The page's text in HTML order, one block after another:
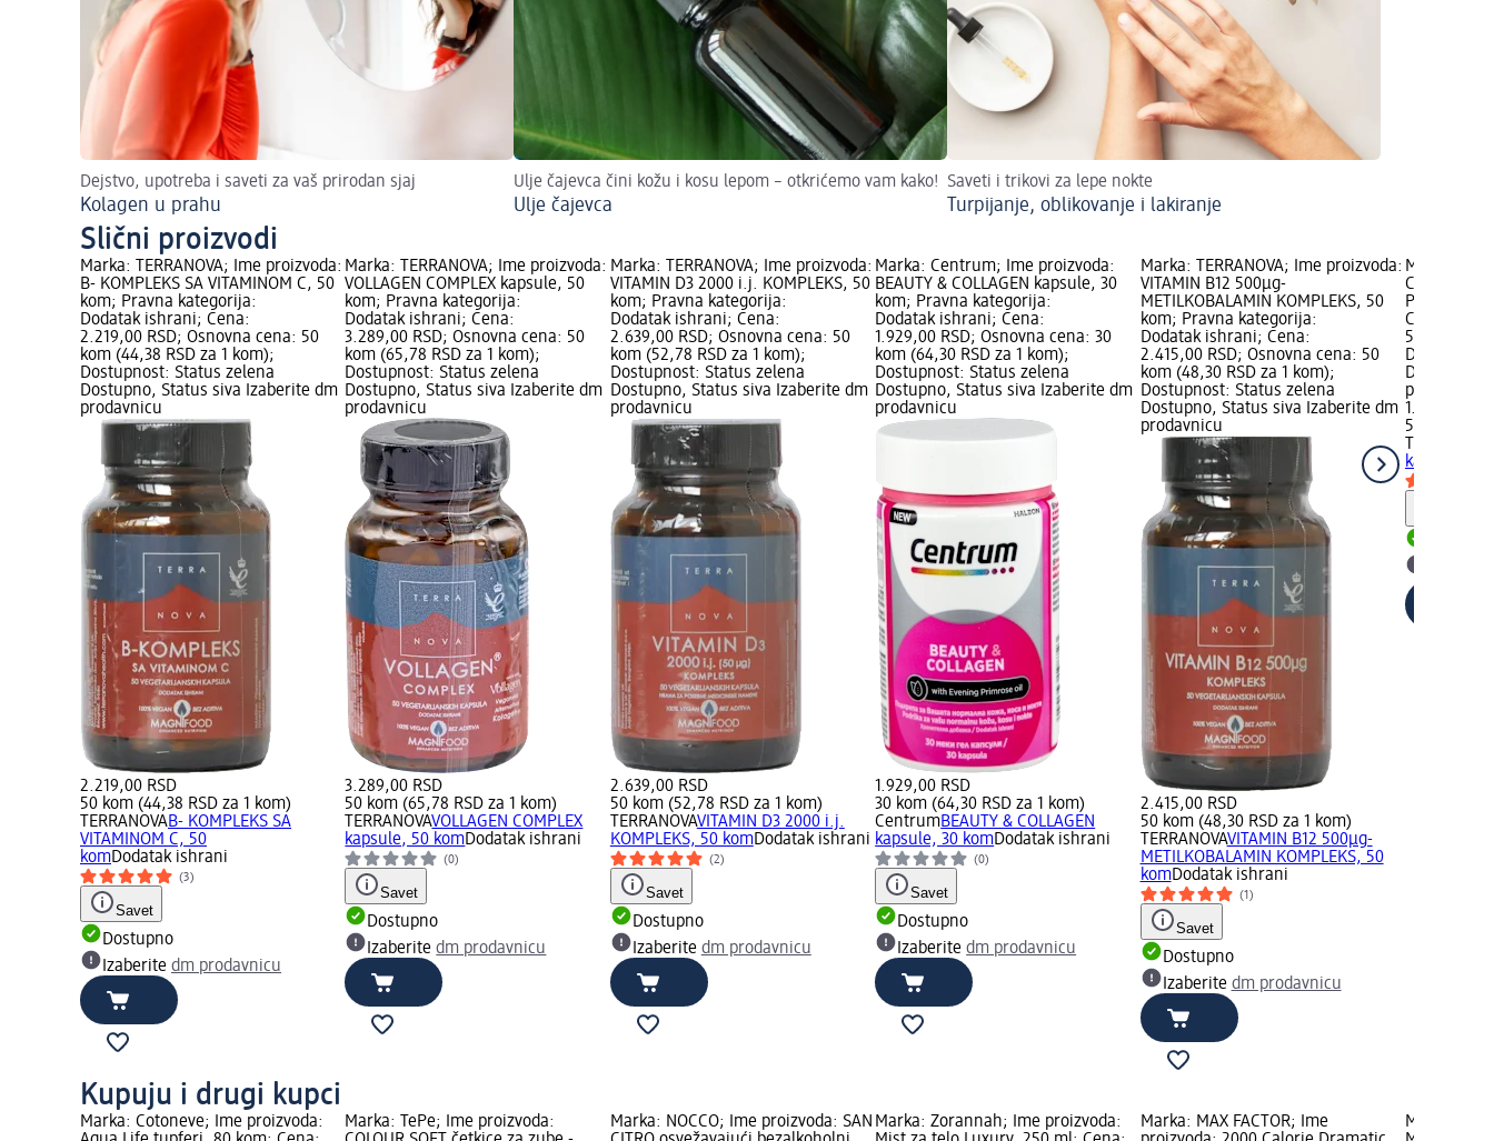
Dejstvo, upotreba i saveti za vaš prirodan sjaj
Kolagen u prahu
Ulje čajevca čini kožu i kosu lepom – otkrićemo vam kako!
Ulje čajevca
Saveti i trikovi za lepe nokte
Turpijanje, oblikovanje i lakiranje
Slični proizvodi
Marka: TERRANOVA; Ime proizvoda:
B- KOMPLEKS SA VITAMINOM C, 50
kom; Pravna kategorija:
Dodatak ishrani; Cena:
2.219,00 RSD; Osnovna cena: 50
kom (44,38 RSD za 1 kom);
Dostupnost: Status zelena
Dostupno, Status siva Izaberite dm
prodavnicu
2.219,00 RSD
50 kom (44,38 RSD za 1 kom)
TERRANOVAB- KOMPLEKS SA
VITAMINOM C, 50
komDodatak ishrani
(3)
Savet
Dostupno
Izaberite dm prodavnicu
Marka: TERRANOVA; Ime proizvoda:
VOLLAGEN COMPLEX kapsule, 50
kom; Pravna kategorija:
Dodatak ishrani; Cena:
3.289,00 RSD; Osnovna cena: 50
kom (65,78 RSD za 1 kom);
Dostupnost: Status zelena
Dostupno, Status siva Izaberite dm
prodavnicu
3.289,00 RSD
50 kom (65,78 RSD za 1 kom)
TERRANOVAVOLLAGEN COMPLEX
kapsule, 50 komDodatak ishrani
(0)
Savet
Dostupno
Izaberitedm prodavnicu
Marka: TERRANOVA; Ime proizvoda:
VITAMIN D3 2000 i.j. KOMPLEKS, 50
kom; Pravna kategorija:
Dodatak ishrani; Cena:
2.639,00 RSD; Osnovna cena: 50
kom (52,78 RSD za 1 kom);
Dostupnost: Status zelena
Dostupno, Status siva Izaberite dm
prodavnicu
2.639,00 RSD
50 kom (52,78 RSD za 1 kom)
TERRANOVAVITAMIN D3 2000 i.j.
KOMPLEKS, 50 komDodatak ishrani
(2)
Savet
Dostupno
Izaberite dm prodavnicu
Marka: Centrum; Ime proizvoda:
BEAUTY & COLLAGEN kapsule, 30
kom; Pravna kategorija:
Dodatak ishrani; Cena:
1.929,00 RSD; Osnovna cena: 30
kom (64,30 RSD za 1 kom);
Dostupnost: Status zelena
Dostupno, Status siva Izaberite dm
prodavnicu
1.929,00 RSD
30 kom (64,30 RSD za 1 kom)
CentrumBEAUTY & COLLAGEN
kapsule, 30 komDodatak ishrani
(0)
Savet
Dostupno
Izaberitedm prodavnicu
Marka: TERRANOVA; Ime proizvoda:
VITAMIN B12 500μg-
METILKOBALAMIN KOMPLEKS, 50
kom; Pravna kategorija:
Dodatak ishrani; Cena:
2.415,00 RSD; Osnovna cena: 50
kom (48,30 RSD za 1 kom);
Dostupnost: Status zelena
Dostupno, Status siva Izaberite dm
prodavnicu
2.415,00 RSD
50 kom (48,30 RSD za 1 kom)
TERRANOVAVITAMIN B12 500μg-
METILKOBALAMIN KOMPLEKS, 50
komDodatak ishrani
(1)
Savet
Dostupno
Izaberite dm prodavnicu
Marka:
Cink
Pravna
Cena:
50 kom
Dostupno,
prodavnicu
1.749,00
50 kom
TERRANOVA
kapsule, 50
Kupuju i drugi kupci
Marka: Cotoneve; Ime proizvoda:
Marka: TePe; Ime proizvoda:
Marka: NOCCO; Ime proizvoda: SAN Marka: Zorannah; Ime proizvoda:
Marka: MAX FACTOR; Ime
Marka: